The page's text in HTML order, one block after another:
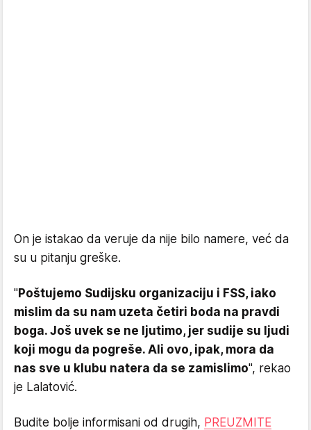
On je istakao da veruje da nije bilo namere, već da
su u pitanju greške.
"Poštujemo Sudijsku organizaciju i FSS, iako
mislim da su nam uzeta četiri boda na pravdi
boga. Još uvek se ne ljutimo, jer sudije su ljudi
koji mogu da pogreše. Ali ovo, ipak, mora da
nas sve u klubu natera da se zamislimo", rekao
je Lalatović.
Budite bolje informisani od drugih, PREUZMITE